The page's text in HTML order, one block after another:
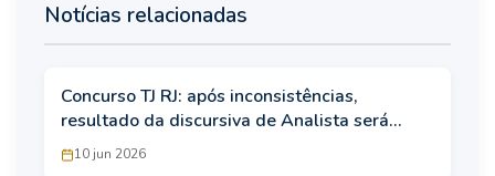
Notícias relacionadas
Concurso TJ RJ: após inconsistências,
resultado da discursiva de Analista será
republicado
10 jun 2026